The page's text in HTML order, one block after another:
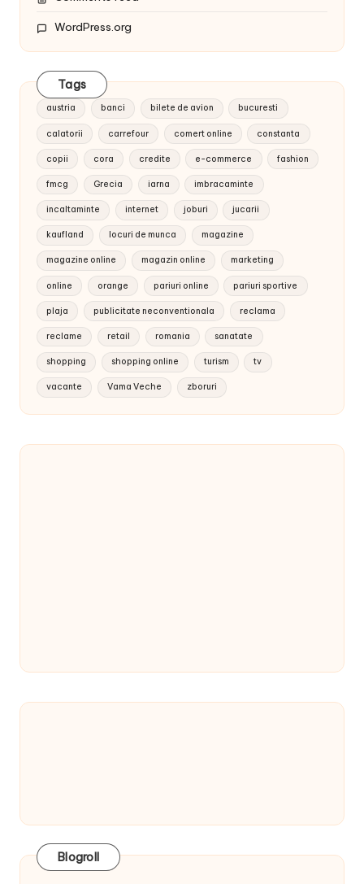
WordPress.org
Tags
austria banci bilete de avion bucuresti
calatorii carrefour comert online constanta
copii cora credite e-commerce fashion
fmcg Grecia iarna imbracaminte
incaltaminte internet joburi jucarii
kaufland locuri de munca magazine
magazine online magazin online marketing
online orange pariuri online pariuri sportive
plaja publicitate neconventionala reclama
reclame retail romania sanatate
shopping shopping online turism tv
vacante Vama Veche zboruri
Blogroll